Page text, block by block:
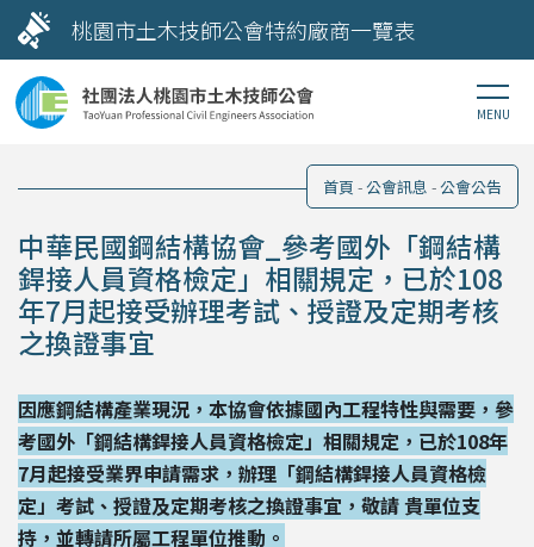
桃園市土木技師公會特約廠商一覽表
中華民國鋼結構協會_參考國外「鋼結構
銲接人員資格檢定」相關規定，已於108
年7月起接受辦理考試、授證及定期考核
之換證事宜
首頁 公會訊息 公會公告
因應鋼結構產業現況，本協會依據國內工程特性與需要，參
考國外「鋼結構銲接人員資格檢定」相關規定，已於108年
7月起接受業界申請需求，辦理「鋼結構銲接人員資格檢
定」考試、授證及定期考核之換證事宜，敬請 貴單位支
持，並轉請所屬工程單位推動。